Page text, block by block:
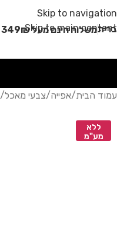
Skip to navigation
Skip to main content
משלוח חינם מעל 349₪
עמוד הבית/אפייה/צבעי מאכל/
ללא
מע"מ